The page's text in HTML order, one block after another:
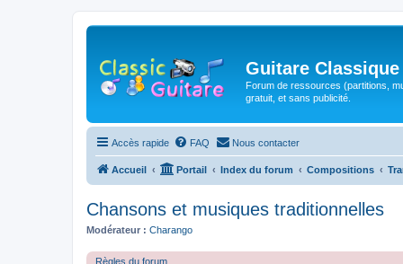
Guitare Classique
Forum de ressources (partitions,
gratuit, et sans publicité.
Accès rapide FAQ Nous contacter
Accueil Portail Index du forum Compositions
Chansons et musiques traditionnelles
Modérateur : Charango
Règles du forum